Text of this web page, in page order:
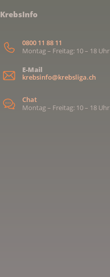
KrebsInfo
0800 11 88 11
Montag – Freitag: 10 – 18 Uhr
E-Mail
krebsinfo@krebsliga.ch
Chat
Montag – Freitag: 10 – 18 Uhr